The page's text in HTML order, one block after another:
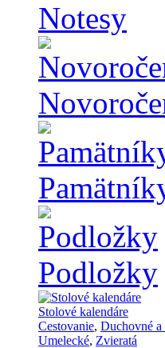
Notesy
Podložky
Stolové kalendáre
Cestovanie, Duchovné a
Umelecké, Zvieratá